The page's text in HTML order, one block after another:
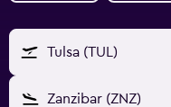
Tulsa (TUL)
Zanzibar (ZNZ)